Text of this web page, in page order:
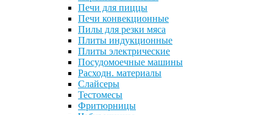
Печи для пиццы
Печи конвекционные
Пилы для резки мяса
Плиты индукционные
Плиты электрические
Посудомоечные машины
Расходн. материалы
Слайсеры
Тестомесы
Фритюрницы